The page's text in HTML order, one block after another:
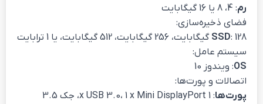
رم: 4، 8 یا 16 گیگابایت
فضای ذخیره‌سازی:
SSD: 128 گیگابایت، 256 گیگابایت، 512 گیگابایت، یا 1 ترابایت
سیستم عامل:
OS: ویندوز 10
اتصالات و پورت‌ها:
پورت‌ها
: 1 x USB 3.0، 1 x Mini DisplayPort، جک 3.5